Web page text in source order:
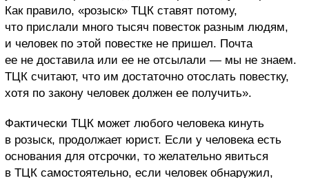
Как правило, «розыск» ТЦК ставят потому,
что прислали много тысяч повесток разным людям,
и человек по этой повестке не пришел. Почта
ее не доставила или ее не отсылали — мы не знаем.
ТЦК считают, что им достаточно отослать повестку,
хотя по закону человек должен ее получить».
Фактически ТЦК может любого человека кинуть
в розыск, продолжает юрист. Если у человека есть
основания для отсрочки, то желательно явиться
в ТЦК самостоятельно, если человек обнаружил,